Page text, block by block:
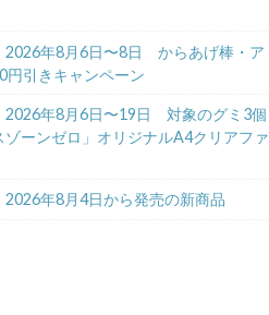
2026年8月6日〜8日 からあげ棒・ア
円引きキャンペーン
2026年8月6日〜19日 対象のグミ3個
ーンゼロ」オリジナルA4クリアファ
2026年8月4日から発売の新商品